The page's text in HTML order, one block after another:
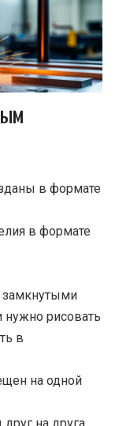
в формате
в формате
замкнутыми
нужно рисовать
в
на одной